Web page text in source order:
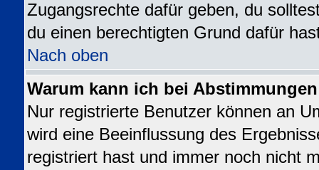
Zugangsrechte dafür geben, du
du einen berechtigten Grund dafür
Nach oben
Warum kann ich bei
Nur registrierte Benutzer können an
wird eine Beeinflussung des
registriert hast und immer noch nicht